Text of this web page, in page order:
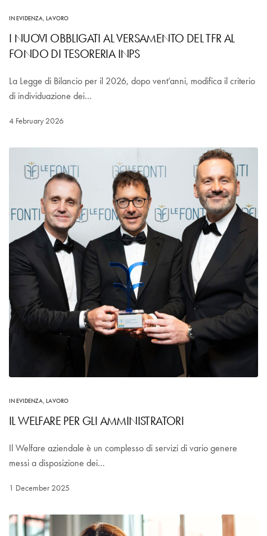
IN EVIDENZA, LAVORO
I NUOVI OBBLIGATI AL VERSAMENTO DEL TFR AL
FONDO DI TESORERIA INPS
La Legge di Bilancio per il 2026, dopo vent’anni, modifica il criterio
di individuazione dei…
4 February 2026
IN EVIDENZA, LAVORO
IL WELFARE PER GLI AMMINISTRATORI
Il Welfare aziendale è un complesso di servizi di vario genere
messi a disposizione dei…
1 December 2025